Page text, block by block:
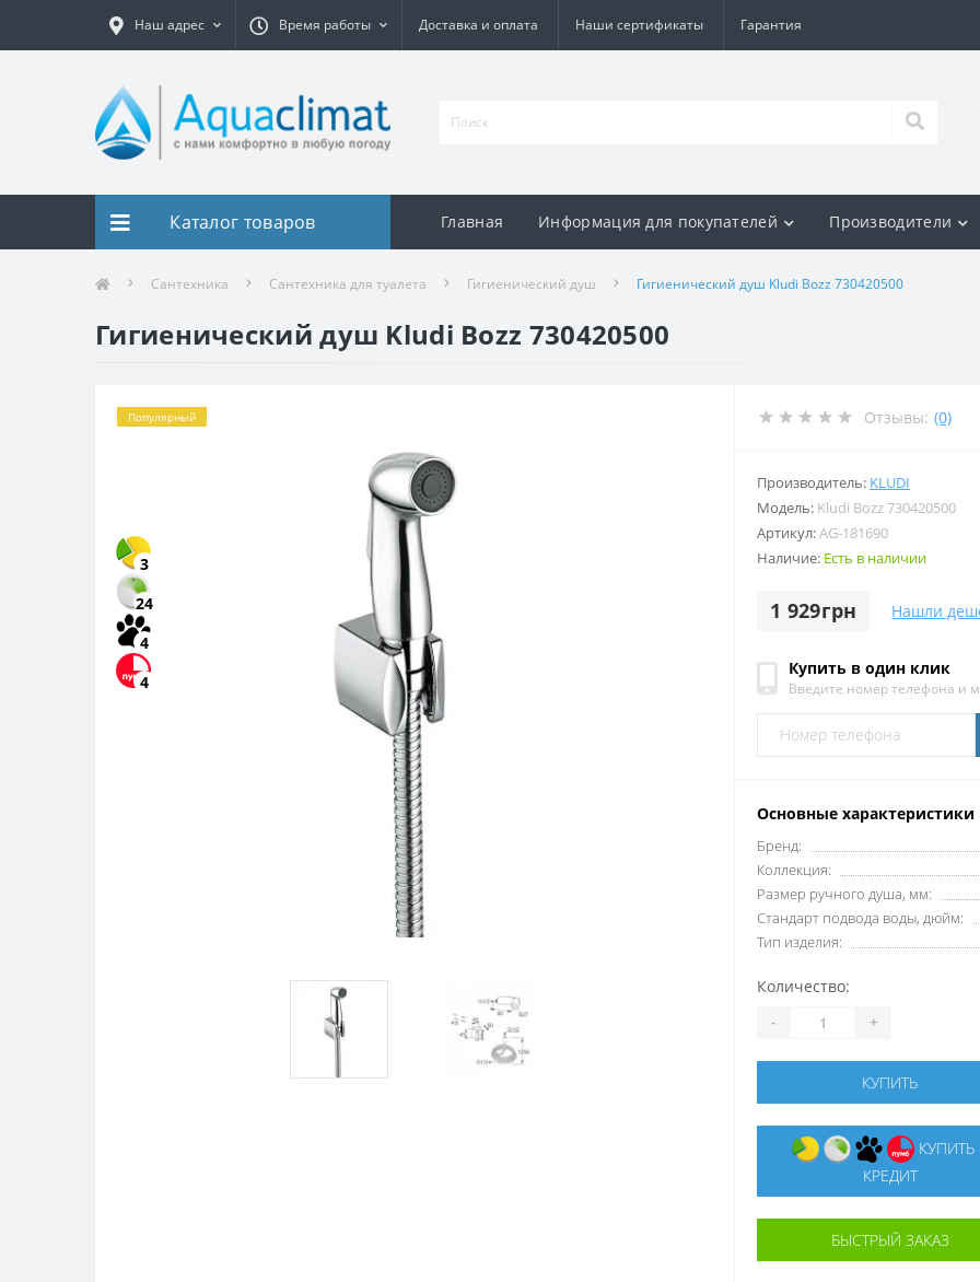
Наш адрес Время работы Доставка и оплата Наши сертификаты Гарантия
Каталог товаров Главная Информация для покупателей Производители
Сантехника Сантехника для туалета Гигиенический душ Гигиенический душ Kludi Bozz 730420500
Гигиенический душ Kludi Bozz 730420500
Популярный
3
24
4
4
Отзывы: (0)
Производитель: KLUDI
Модель: Kludi Bozz 730420500
Артикул:AG-181690
Наличие: Есть в наличии
1 929грн Нашли
Купить в один клик
Введите номер телефона и
Основные характеристики
Бренд:
Коллекция:
Размер ручного душа, мм:
Стандарт подвода воды, дюйм:
Тип изделия:
Количество:
- +
КУПИТЬ
КУПИТЬ В
КРЕДИТ
БЫСТРЫЙ ЗАКАЗ